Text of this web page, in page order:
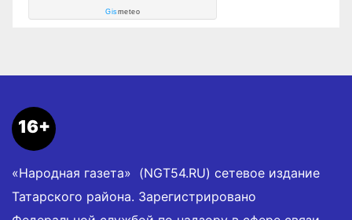
Gismeteo
16+
«Народная газета» (NGT54.RU) сетевое издание
Татарского района. Зарегистрировано